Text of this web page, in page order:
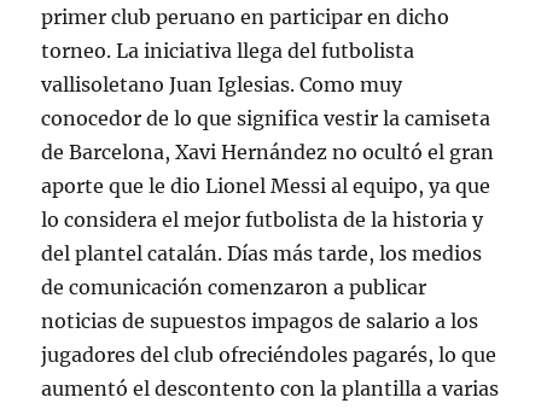
primer club peruano en participar en dicho
torneo. La iniciativa llega del futbolista
vallisoletano Juan Iglesias. Como muy
conocedor de lo que significa vestir la camiseta
de Barcelona, Xavi Hernández no ocultó el gran
aporte que le dio Lionel Messi al equipo, ya que
lo considera el mejor futbolista de la historia y
del plantel catalán. Días más tarde, los medios
de comunicación comenzaron a publicar
noticias de supuestos impagos de salario a los
jugadores del club ofreciéndoles pagarés, lo que
aumentó el descontento con la plantilla a varias